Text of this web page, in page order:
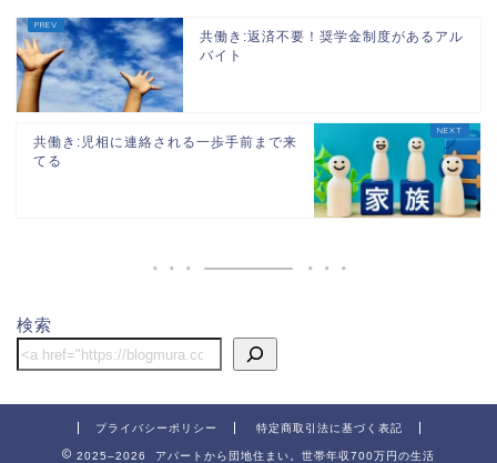
共働き:返済不要！奨学金制度があるアル
バイト
共働き:児相に連絡される一歩手前まで来
てる
検索
プライバシーポリシー 特定商取引法に基づく表記
2025–2026 アパートから団地住まい。世帯年収700万円の生活
ホーム
子供関連